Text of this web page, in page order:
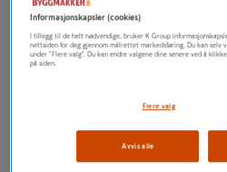
Tidligere
Informasjonskapsler (cookies)
I tillegg til de helt nødvendige, bruker K Group
nettsiden for deg gjennom målrettet markedsføring. Du kan selv
under "Flere valg". Du kan endre valgene dine senere ved å
på siden.
Flere valg
Avvis alle